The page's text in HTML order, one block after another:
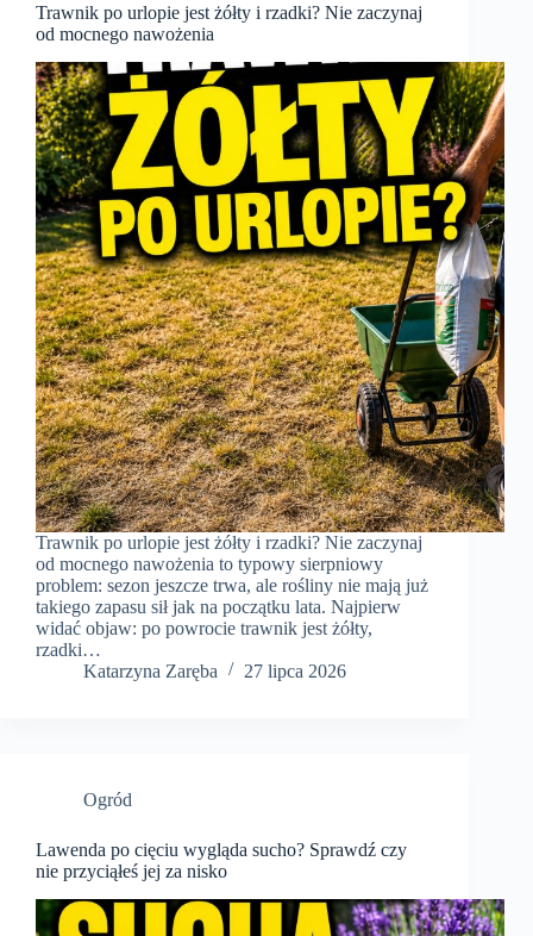
Trawnik po urlopie jest żółty i rzadki? Nie zaczynaj
od mocnego nawożenia
Trawnik po urlopie jest żółty i rzadki? Nie zaczynaj
od mocnego nawożenia to typowy sierpniowy
problem: sezon jeszcze trwa, ale rośliny nie mają już
takiego zapasu sił jak na początku lata. Najpierw
widać objaw: po powrocie trawnik jest żółty,
rzadki…
Katarzyna Zaręba
27 lipca 2026
Ogród
Lawenda po cięciu wygląda sucho? Sprawdź czy
nie przyciąłeś jej za nisko